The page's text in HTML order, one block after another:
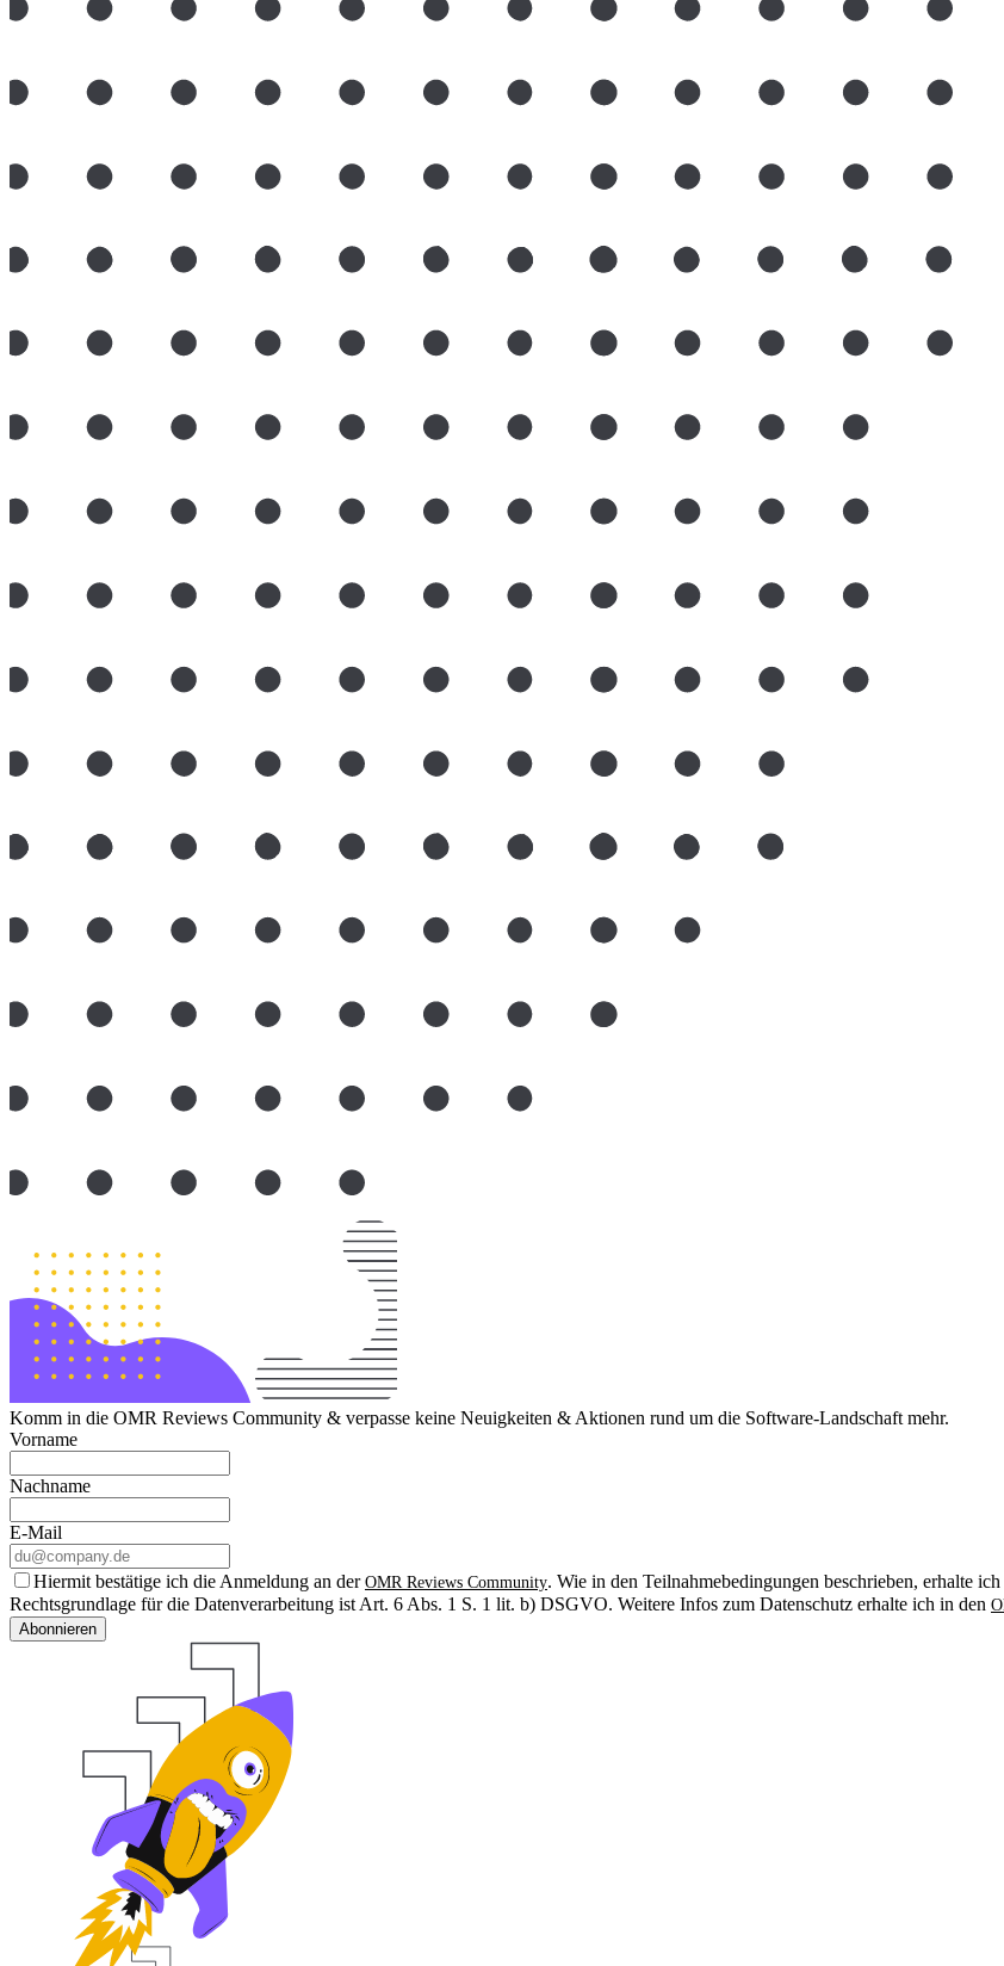
Komm in die OMR Reviews Community & verpasse keine Neuigkeiten & Aktionen rund um die Software-Landschaft mehr.
Vorname
Nachname
E-Mail
Hiermit bestätige ich die Anmeldung an der OMR Reviews Community. Wie in den Teilnahmebedingungen beschrieben, erhalte
Rechtsgrundlage für die Datenverarbeitung ist Art. 6 Abs. 1 S. 1 lit. b) DSGVO. Weitere Infos zum Datenschutz erhalte ich in den
Abonnieren